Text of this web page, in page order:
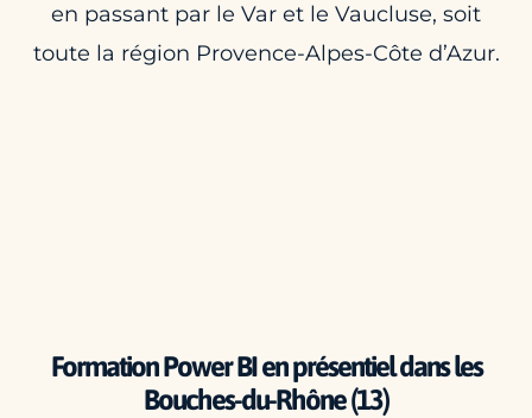
en passant par le Var et le Vaucluse, soit
toute la région Provence-Alpes-Côte d’Azur.
Formation Power BI en présentiel dans les
Bouches-du-Rhône (13)